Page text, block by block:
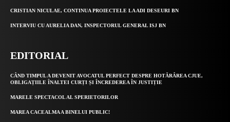
CRISTIAN NICULAE, CONTINUA PROIECTELE LA ADI DESEURI BN
INTERVIU CU AURELIA DAN, INSPECTORUL GENERAL ISJ BN
EDITORIAL
CÂND TIMPUL A DEVENIT AVOCATUL PERFECT DESPRE HOTĂRÂREA CJUE,
OBLIGAȚIILE ÎNALTEI CURȚI ȘI ÎNCREDEREA ÎN JUSTIȚIE
MARELE SPECTACOL AL SPERIETORILOR
MAREA CACEALMA A BINELUI PUBLIC!